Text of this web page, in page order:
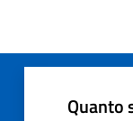
Quanto